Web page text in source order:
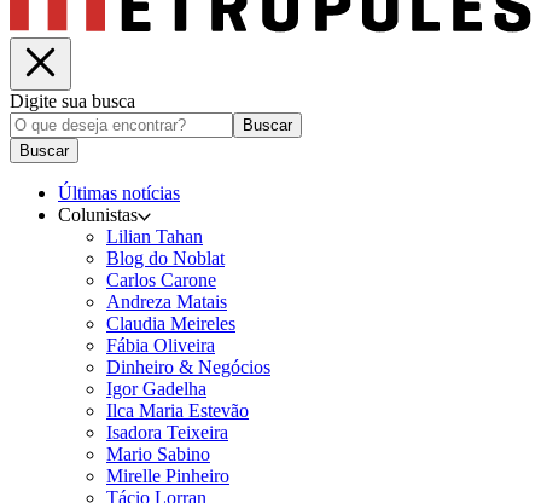
Digite sua busca
Buscar
Buscar
Últimas notícias
Colunistas
Lilian Tahan
Blog do Noblat
Carlos Carone
Andreza Matais
Claudia Meireles
Fábia Oliveira
Dinheiro & Negócios
Igor Gadelha
Ilca Maria Estevão
Isadora Teixeira
Mario Sabino
Mirelle Pinheiro
Tácio Lorran